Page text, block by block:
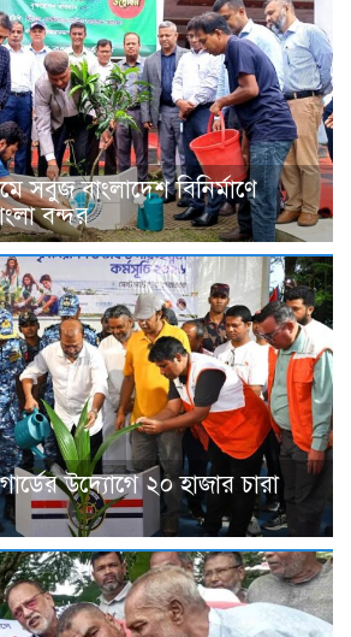
সবুজ বাংলাদেশ বিনির্মাণে
বন্দর
উদ্যোগে ২০ হাজার চারা